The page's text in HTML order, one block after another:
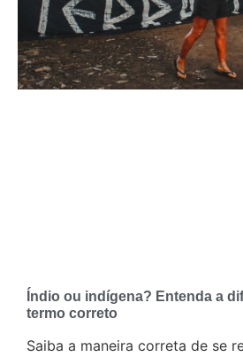
Índio ou indígena? Entenda a
termo correto
Saiba a maneira correta de se